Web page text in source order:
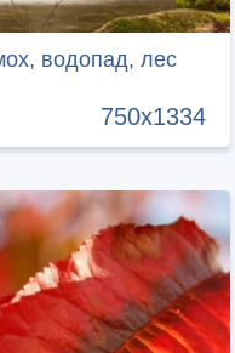
водопад, лес
750x1334